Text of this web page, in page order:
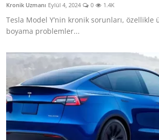
Aydınlatma & Görüş
Şanzıman & Aktarma
Dizel Sistemler
Multimedya & Elektronik
Kronik Uzmanı Eylül 4, 2024 0 1.4K
Tesla Model Y’nin kronik sorunları, özellikle
boyama problemler...